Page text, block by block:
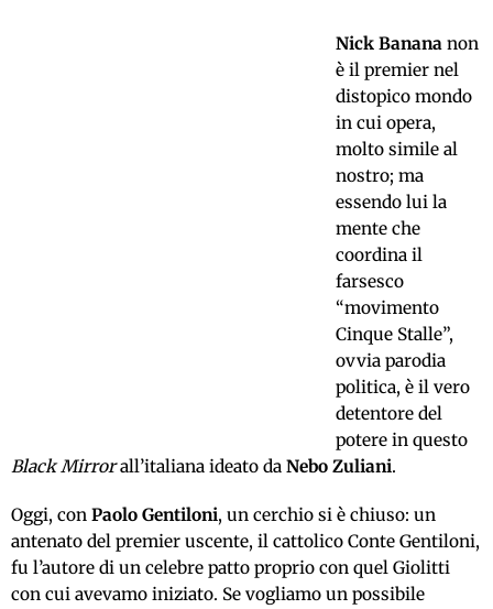
Nick Banananon
è il premier nel
distopico mondo
in cui opera,
molto simile al
nostro; ma
essendo lui la
mente che
coordina il
farsesco
“movimento
Cinque Stalle”,
ovvia parodia
politica, è il vero
detentore del
potere in questo
Black Mirrorall’italiana ideato da Nebo Zuliani.
Oggi, con Paolo Gentiloni, un cerchio si è chiuso: un
antenato del premier uscente, il cattolico Conte Gentiloni,
fu l’autore di un celebre patto proprio con quel Giolitti
con cui avevamo iniziato. Se vogliamo un possibile